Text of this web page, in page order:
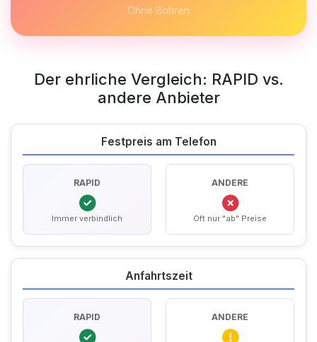
Ohne Bohren
Der ehrliche Vergleich: RAPID vs.
andere Anbieter
Festpreis am Telefon
RAPID
Immer verbindlich
ANDERE
Oft nur "ab" Preise
Anfahrtszeit
RAPID ANDERE